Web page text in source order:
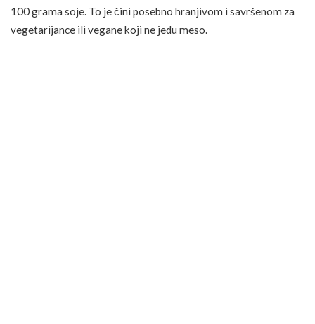
100 grama soje. To je čini posebno hranjivom i savršenom za
vegetarijance ili vegane koji ne jedu meso.